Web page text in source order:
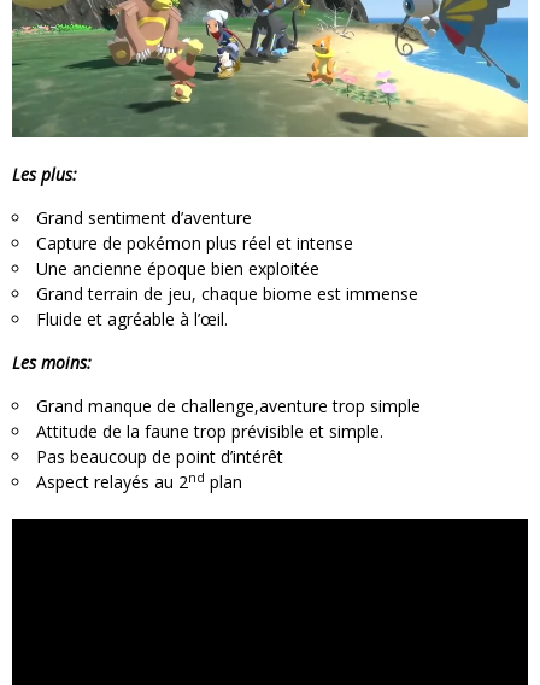
Les plus:
Grand sentiment d’aventure
Capture de pokémon plus réel et intense
Une ancienne époque bien exploitée
Grand terrain de jeu, chaque biome est immense
Fluide et agréable à l’œil.
Les moins:
Grand manque de challenge,aventure trop simple
Attitude de la faune trop prévisible et simple.
Pas beaucoup de point d’intérêt
Aspect relayés au 2nd plan